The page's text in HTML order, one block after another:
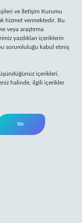
ve İletişim Kurumu
hizmet vermektedir. Bu
veya araştırma
yazdıkları içeriklerin
sorumluluğu kabul etmiş
içerikleri,
halinde, ilgili içerikler